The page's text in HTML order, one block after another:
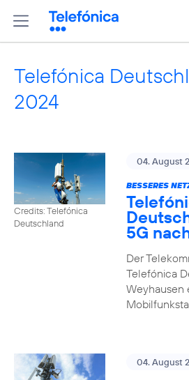
Telefónica
2024
Credits: Telefónica
Deutschland
04. August
BESSERES
5G
Der
Telefónica
Weyhausen
04. August